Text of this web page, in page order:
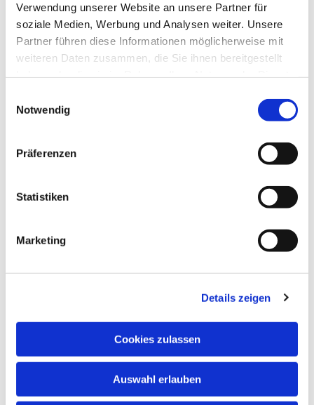
Verwendung unserer Website an unsere Partner für
soziale Medien, Werbung und Analysen weiter. Unsere
Partner führen diese Informationen möglicherweise mit
weiteren Daten zusammen, die Sie ihnen bereitgestellt
Notwendig
Präferenzen
Statistiken
Marketing
Details zeigen
Cookies zulassen
Auswahl erlauben
Dies könnte Sie auch
interessieren